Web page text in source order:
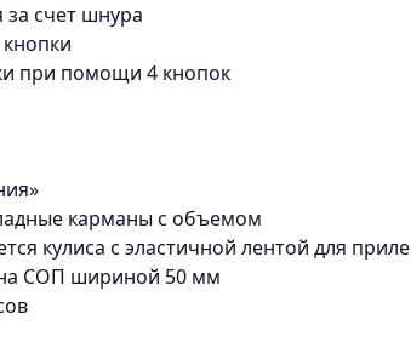
счет шнура
при помощи 4 кнопок
карманы с объемом
кулиса с эластичной лентой для
СОП шириной 50 мм